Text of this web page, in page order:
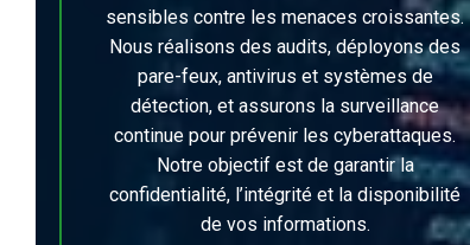
sensibles contre les menaces croissantes.
Nous réalisons des audits, déployons des
pare-feux, antivirus et systèmes de
détection, et assurons la surveillance
continue pour prévenir les cyberattaques.
Notre objectif est de garantir la
confidentialité, l’intégrité et la disponibilité
de vos informations.